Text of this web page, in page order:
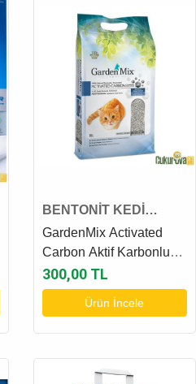
BENTONİT KEDİ
KUMU
GardenMix Activated
Carbon Aktif Karbonlu
Bentonit Kedi Kumu 10 L
300,00 TL
Ürün İncele